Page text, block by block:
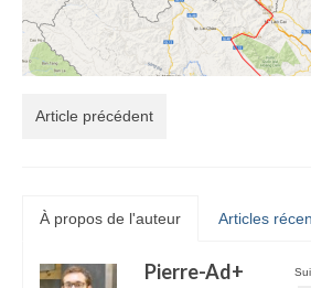
Article précédent
À propos de l'auteur Articles
Pierre-Ad+